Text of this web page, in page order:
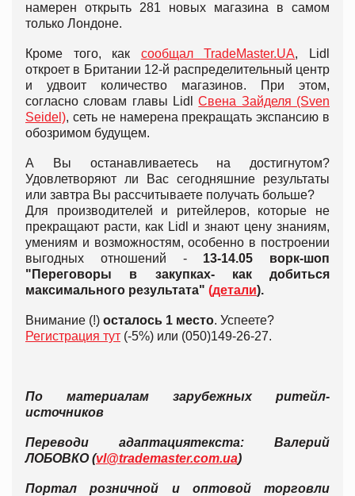
намерен открыть 281 новых магазина в самом
только Лондоне.
Кроме того, как сообщал TradeMaster.UA, Lidl
откроет в Британии 12-й распределительный центр
и удвоит количество магазинов. При этом,
согласно словам главы LidlСвена Зайделя (Sven
Seidel), сеть не намерена прекращать экспансию в
обозримом будущем.
А Вы останавливаетесь на достигнутом?
Удовлетворяют ли Вас сегодняшние результаты
или завтра Вы рассчитываете получать больше?
Для производителей и ритейлеров, которые не
прекращают расти, как Lidl и знают цену знаниям,
умениям и возможностям, особенно в построении
выгодных отношений - 13-14.05 ворк-шоп
"Переговоры в закупках- как добиться
максимального результата" (детали).
Внимание (!) осталось 1 место. Успеете?
Регистрация тут (-5%) или (050)149-26-27.
По материалам зарубежных ритейл-
источников
Переводи адаптациятекста: Валерий
ЛОБОВКО (vl@trademaster.com.ua)
Портал розничной и оптовой торговли